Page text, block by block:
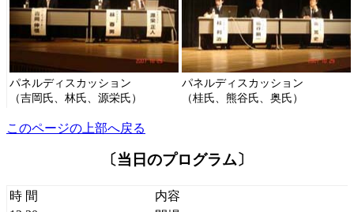
パネルディスカッション
（吉岡氏、林氏、源栄氏）
パネルディスカッション
（桂氏、熊谷氏、奥氏）
このページの上部へ戻る
〔当日のプログラム〕
時 間
内容